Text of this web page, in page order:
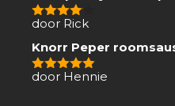
4van 5
door Rick
Knorr Peper
5van 5
door Hennie